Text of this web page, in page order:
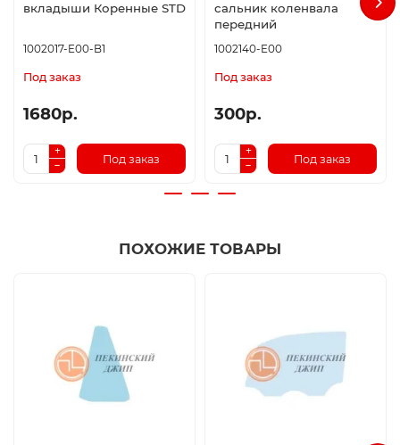
вкладыши Коренные STD
1002017-E00-B1
Под заказ
1680р.
Под заказ
сальник коленвала
передний
1002140-E00
Под заказ
300р.
Под заказ
ПОХОЖИЕ ТОВАРЫ